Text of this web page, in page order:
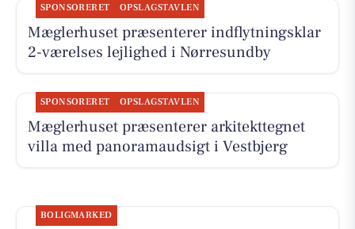
SPONSORERET OPSLAGSTAVLEN
Mæglerhuset præsenterer indflytningsklar
2-værelses lejlighed i Nørresundby
SPONSORERET OPSLAGSTAVLEN
Mæglerhuset præsenterer arkitekttegnet
villa med panoramaudsigt i Vestbjerg
BOLIGMARKED